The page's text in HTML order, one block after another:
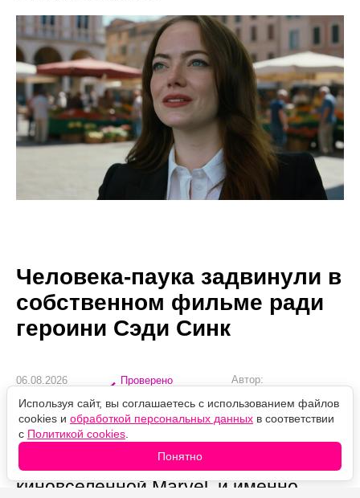
Человека-паука задвинули в
собственном фильме ради
героини Сэди Синк
06.08.2026
Проверено
Автор:
«Человек-паук: Новый день»
отодвигает основной сюжет ради
завязки истории героини Сэди Синк в
киновселенной Marvel, и именно
Используя сайт, вы соглашаетесь с использованием файлов
cookies и обработкой персональных данных в соответствии
с Политикой cookies
Понятно